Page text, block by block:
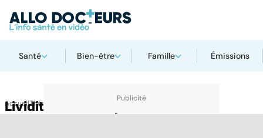
Santé Bien-être Famille Émissions
AccueilThématiques
Lividité cadavérique